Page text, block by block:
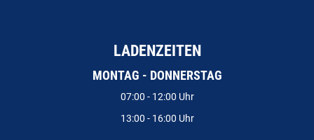
LADENZEITEN
MONTAG - DONNERSTAG
07:00 - 12:00 Uhr
13:00 - 16:00 Uhr